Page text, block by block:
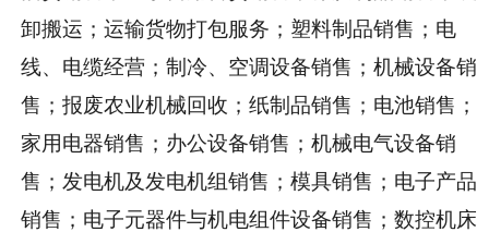
卸搬运；运输货物打包服务；塑料制品销售；电
线、电缆经营；制冷、空调设备销售；机械设备销
售；报废农业机械回收；纸制品销售；电池销售；
家用电器销售；办公设备销售；机械电气设备销
售；发电机及发电机组销售；模具销售；电子产品
销售；电子元器件与机电组件设备销售；数控机床